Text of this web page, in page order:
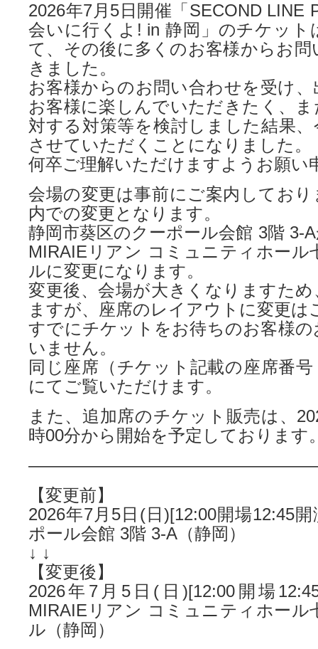
2026年7月5日開催「SECOND LINE
会いに行くよ! in 静岡」のチケット
て、その後に多くのお客様からお
きました。
お客様からのお問い合わせを受け
お客様に楽しんでいただきたく、
対する対策等を検討しました結果
させていただくことになりました。
何卒ご理解いただけますようお願い
会場の変更は事前にご案内してお
内での変更となります。
静岡市葵区のクーポール会館 3階 3-
MIRAIEリアン コミュニティホール
ルに変更になります。
変更後、会場が大きくなりますた
ますが、座席のレイアウトに変更は
すでにチケットをお待ちのお客様
いません。
同じ座席（チケット記載の座席番
にてご覧いただけます。
また、追加席のチケット販売は、
時00分から開始を予定しております
【変更前】
2026年7月5日(日)[12:00開場12:45
ポール会館 3階 3-A（静岡）
↓ ↓
【変更後】
2026年7月5日(日)[12:00開場
MIRAIEリアン コミュニティホール
ル（静岡）